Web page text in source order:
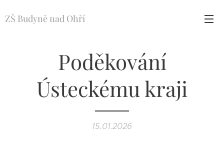
ZŠ Budyně nad Ohří
Poděkování
Ústeckému kraji
15.01.2026